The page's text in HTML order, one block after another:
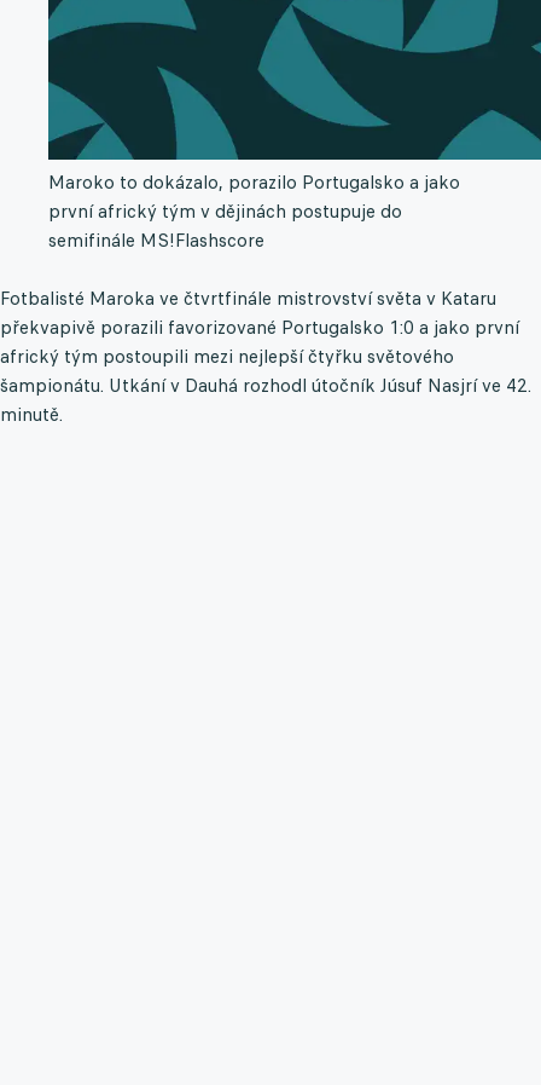
Maroko to dokázalo, porazilo Portugalsko a jako
první africký tým v dějinách postupuje do
semifinále MS!Flashscore
Fotbalisté Maroka ve čtvrtfinále mistrovství světa v Kataru
překvapivě porazili favorizované Portugalsko 1:0 a jako první
africký tým postoupili mezi nejlepší čtyřku světového
šampionátu. Utkání v Dauhá rozhodl útočník Júsuf Nasjrí ve 42.
minutě.